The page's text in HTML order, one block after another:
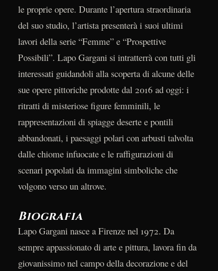
le proprie opere. Durante l’apertura straordinaria
del suo studio, l’artista presenterà i suoi ultimi
lavori della serie “Femme” e “Prospettive
Possibili”. Lapo Gargani si intratterrà con tutti gli
interessati guidandoli alla scoperta di alcune delle
sue opere pittoriche prodotte dal 2016 ad oggi: i
ritratti di misteriose figure femminili, le
rappresentazioni di spiagge deserte e pontili
abbandonati, i paesaggi polari con arbusti talvolta
dalle chiome infuocate e le raffigurazioni di
scenari popolati da immagini simboliche che
volgono verso un altrove.
Biografia
Lapo Gargani nasce a Firenze nel 1972. Da
sempre appassionato di arte e pittura, lavora fin da
giovanissimo nel campo della decorazione e del